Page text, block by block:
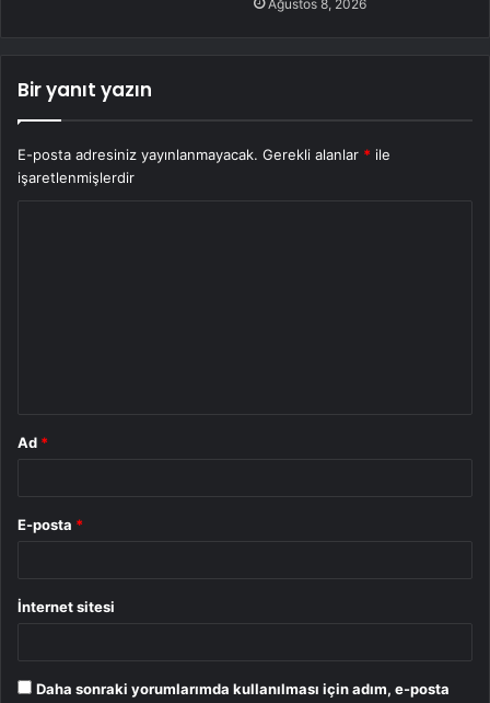
Ağustos 8, 2026
Bir yanıt yazın
E-posta adresiniz yayınlanmayacak. Gerekli alanlar * ile
işaretlenmişlerdir
Ad *
E-posta *
İnternet sitesi
Daha sonraki yorumlarımda kullanılması için adım, e-posta